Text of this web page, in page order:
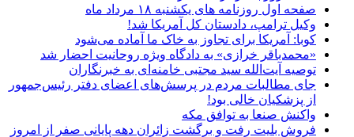
صفحه اول روزنامه‌ های یکشنبه ۱۸ مرداد ماه
وکیل ترامپ، دادستان کل آمریکا شد!
کوبا: آمریکا برای تجاوز به خاک ما آماده می‌شود
«محمدباقر خرازی» به دادگاه ویژه روحانیت احضار شد
توصیه آیت‌الله سید مجتبی خامنه‌ای به خبرنگاران
جای مطالبات مردم در پرسش‌های اعضای دفتر رئیس‌جمهور
از پزشکیان خالی بود!
واکنش صنعا به توافق مکه
فروش بلیت رفت و برگشت زائران دهه پایانی صفر از امروز